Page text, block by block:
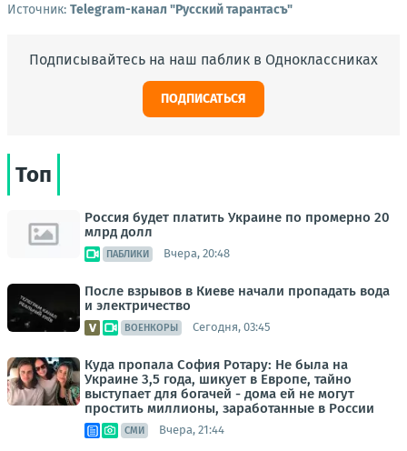
Источник: Telegram-канал "Русский тарантасъ"
Подписывайтесь на наш паблик в Одноклассниках
ПОДПИСАТЬСЯ
Топ
Россия будет платить Украине по промерно 20
млрд долл
ПАБЛИКИ Вчера, 20:48
После взрывов в Киеве начали пропадать вода
и электричество
ВОЕНКОРЫ Сегодня, 03:45
Куда пропала София Ротару: Не была на
Украине 3,5 года, шикует в Европе, тайно
выступает для богачей - дома ей не могут
простить миллионы, заработанные в России
СМИ Вчера, 21:44